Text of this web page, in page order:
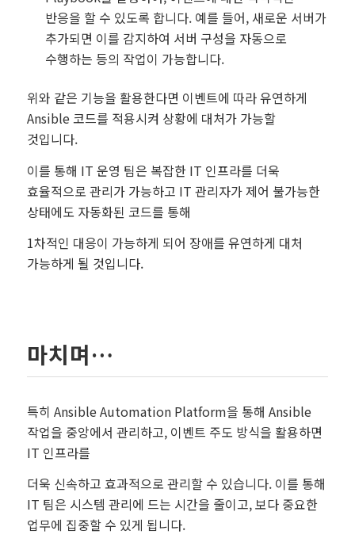
반응을 할 수 있도록 합니다. 예를 들어, 새로운 서버가
추가되면 이를 감지하여 서버 구성을 자동으로
수행하는 등의 작업이 가능합니다.
위와 같은 기능을 활용한다면 이벤트에 따라 유연하게
Ansible 코드를 적용시켜 상황에 대처가 가능할
것입니다.
이를 통해 IT 운영 팀은 복잡한 IT 인프라를 더욱
효율적으로 관리가 가능하고 IT 관리자가 제어 불가능한
상태에도 자동화된 코드를 통해
1차적인 대응이 가능하게 되어 장애를 유연하게 대처
가능하게 될 것입니다.
마치며…
특히 Ansible Automation Platform을 통해 Ansible
작업을 중앙에서 관리하고, 이벤트 주도 방식을 활용하면
IT 인프라를
더욱 신속하고 효과적으로 관리할 수 있습니다. 이를 통해
IT 팀은 시스템 관리에 드는 시간을 줄이고, 보다 중요한
업무에 집중할 수 있게 됩니다.